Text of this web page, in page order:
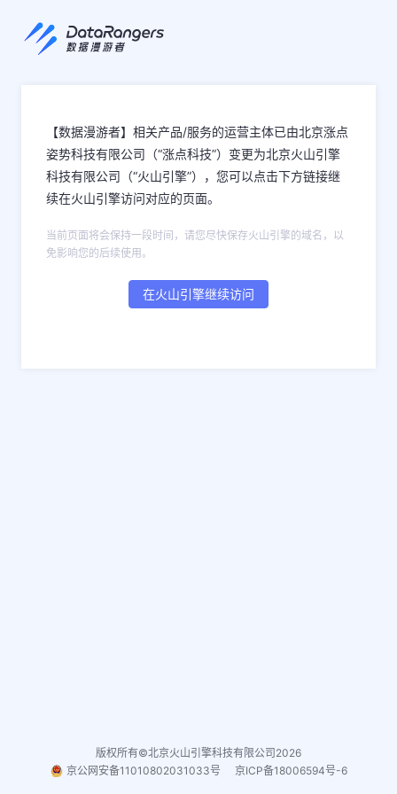
【数据漫游者】相关产品/服务的运营主体已由北京涨点
姿势科技有限公司（“涨点科技”）变更为北京火山引擎
科技有限公司（“火山引擎”），您可以点击下方链接继
续在火山引擎访问对应的页面。
当前页面将会保持一段时间，请您尽快保存火山引擎的域名，以
免影响您的后续使用。
在火山引擎继续访问
版权所有©北京火山引擎科技有限公司2026
京公网安备11010802031033号
京ICP备18006594号-6